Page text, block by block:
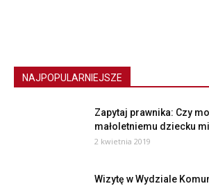
NAJPOPULARNIEJSZE
Zapytaj prawnika: Czy
małoletniemu dziecku
2 kwietnia 2019
Wizytę w Wydziale